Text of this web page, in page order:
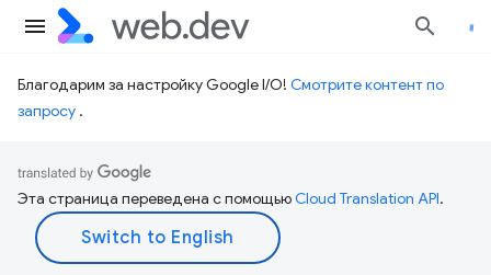
Благодарим за настройку Google I/O! Смотрите контент по
запросу .
Эта страница переведена с помощьюCloud Translation API.